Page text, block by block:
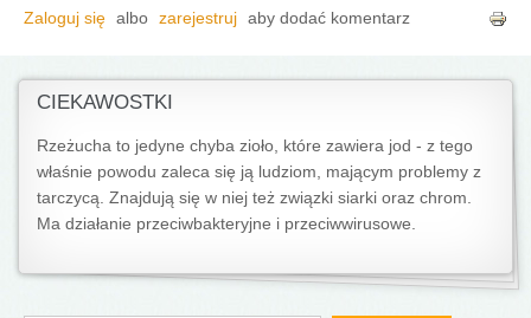
Zaloguj się albo zarejestruj aby dodać komentarz
CIEKAWOSTKI
Rzeżucha to jedyne chyba zioło, które zawiera jod - z tego
właśnie powodu zaleca się ją ludziom, mającym problemy z
tarczycą. Znajdują się w niej też związki siarki oraz chrom.
Ma działanie przeciwbakteryjne i przeciwwirusowe.